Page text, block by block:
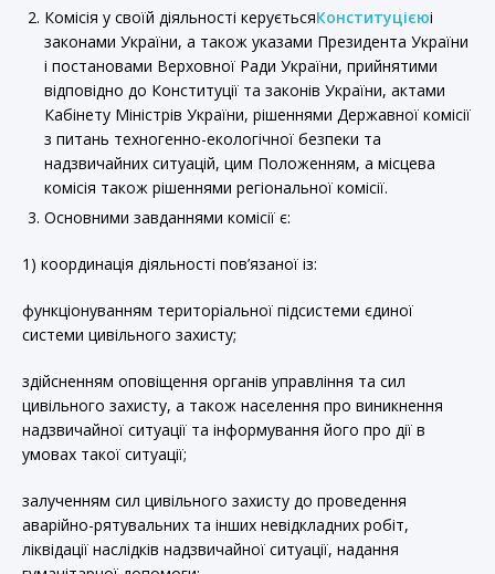
Комісія у своїй діяльності керуєтьсяКонституцієюі
законами України, а також указами Президента України
і постановами Верховної Ради України, прийнятими
відповідно до Конституції та законів України, актами
Кабінету Міністрів України, рішеннями Державної комісії
з питань техногенно-екологічної безпеки та
надзвичайних ситуацій, цим Положенням, а місцева
комісія також рішеннями регіональної комісії.
Основними завданнями комісії є:
1) координація діяльності пов’язаної із:
функціонуванням територіальної підсистеми єдиної
системи цивільного захисту;
здійсненням оповіщення органів управління та сил
цивільного захисту, а також населення про виникнення
надзвичайної ситуації та інформування його про дії в
умовах такої ситуації;
залученням сил цивільного захисту до проведення
аварійно-рятувальних та інших невідкладних робіт,
ліквідації наслідків надзвичайної ситуації, надання